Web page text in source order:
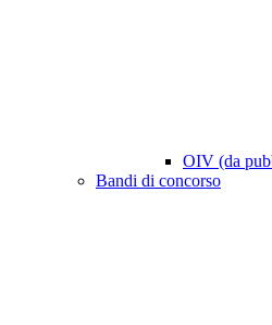
OIV (da
Bandi di concorso